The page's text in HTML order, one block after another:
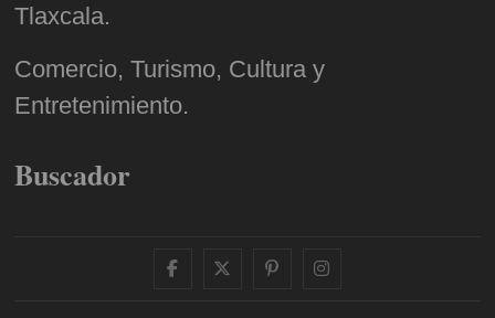
Tlaxcala.
Comercio, Turismo, Cultura y
Entretenimiento.
Buscador
facebooktwitter
pinterestinstagram